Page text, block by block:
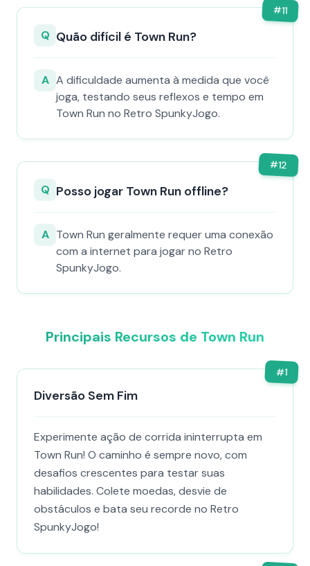
#11
Q Quão difícil é Town Run?
A A dificuldade aumenta à medida que você
joga, testando seus reflexos e tempo em
Town Run no Retro SpunkyJogo.
#12
Q Posso jogar Town Run offline?
A Town Run geralmente requer uma conexão
com a internet para jogar no Retro
SpunkyJogo.
Principais Recursos de Town Run
#1
Diversão Sem Fim
Experimente ação de corrida ininterrupta em
Town Run! O caminho é sempre novo, com
desafios crescentes para testar suas
habilidades. Colete moedas, desvie de
obstáculos e bata seu recorde no Retro
SpunkyJogo!